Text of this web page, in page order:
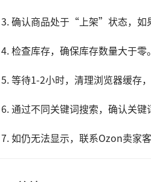
确认商品处于“上架”状态，
检查库存，确保库存数量大于零。
等待1-2小时，清理浏览器缓存
通过不同关键词搜索，确认关键
如仍无法显示，联系Ozon卖家